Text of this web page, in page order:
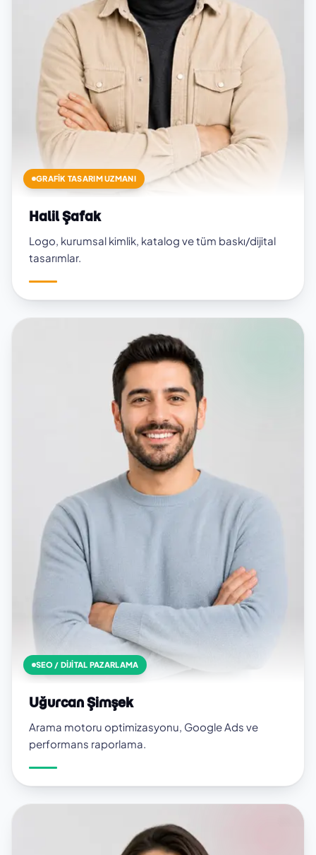
GRAFIK TASARIM UZMANI
Halil Şafak
Logo, kurumsal kimlik, katalog ve tüm baskı/dijital
tasarımlar.
SEO / DIJITAL PAZARLAMA
Uğurcan Şimşek
Arama motoru optimizasyonu, Google Ads ve
performans raporlama.